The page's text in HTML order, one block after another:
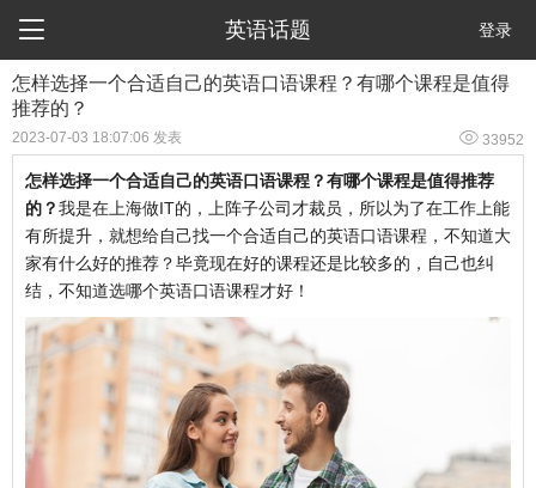
 英语话题 登录
怎样选择一个合适自己的英语口语课程？有哪个课程是值得
推荐的？
2023-07-03 18:07:06 发表  33952
怎样选择一个合适自己的英语口语课程？有哪个课程是值得推荐
的？我是在上海做IT的，上阵子公司才裁员，所以为了在工作上能
有所提升，就想给自己找一个合适自己的英语口语课程，不知道大
家有什么好的推荐？毕竟现在好的课程还是比较多的，自己也纠
结，不知道选哪个英语口语课程才好！